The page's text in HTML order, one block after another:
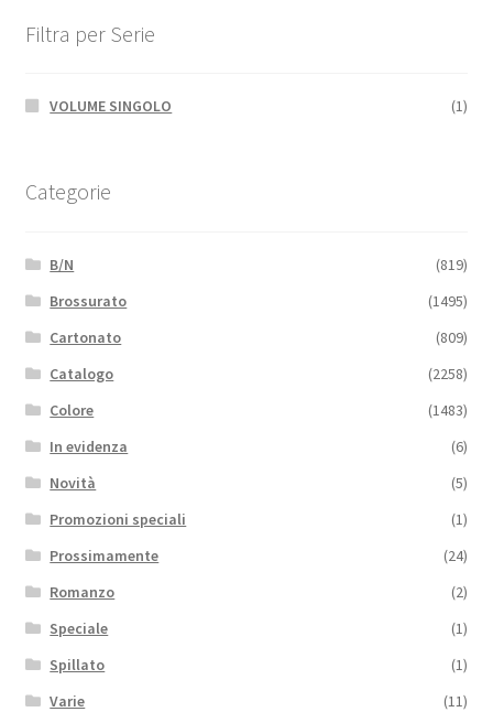
Filtra per Serie
VOLUME SINGOLO (1)
Categorie
B/N
(819)
Brossurato
(1495)
Cartonato
(809)
Catalogo
(2258)
Colore
(1483)
In evidenza
(6)
Novità
(5)
Promozioni speciali
(1)
Prossimamente
(24)
Romanzo
(2)
Speciale
(1)
Spillato
(1)
Varie
(11)